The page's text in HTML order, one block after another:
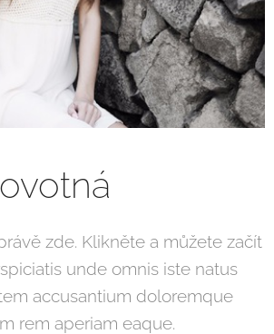
zde. Klikněte a můžete začít
unde omnis iste natus
accusantium doloremque
rem aperiam eaque.